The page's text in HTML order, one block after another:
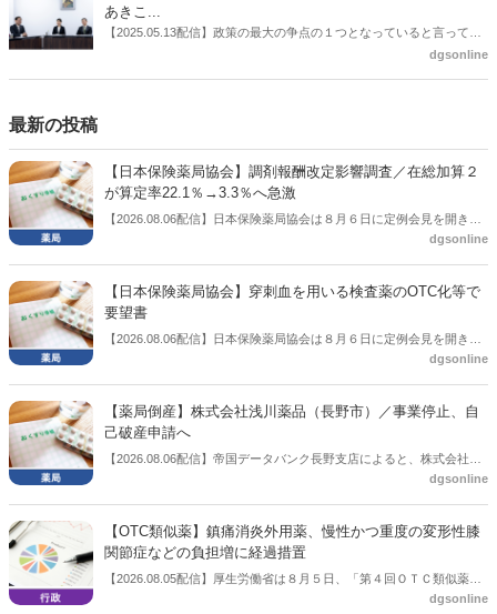
あきこ...
【2025.05.13配信】政策の最大の争点の１つとなっていると言っても
よいのが社会保障のこれからのあり方だ。特に与党では、政府関係者
dgsonline
最新の投稿
【日本保険薬局協会】調剤報酬改定影響調査／在総加算２
が算定率22.1％→3.3％へ急激
【2026.08.06配信】日本保険薬局協会は８月６日に定例会見を開き、
「令和８年度調剤報酬改定に係る保険薬局への影響」の調査結果を公
3.3％へ大きく低下した。
dgsonline
【日本保険薬局協会】穿刺血を用いる検査薬のOTC化等で
要望書
【2026.08.06配信】日本保険薬局協会は８月６日に定例会見を開き、
「穿刺血を用いる検査薬のOTC化等に関する要望書」を厚生労働省 医
dgsonline
【薬局倒産】株式会社浅川薬品（長野市）／事業停止、自
己破産申請へ
【2026.08.06配信】帝国データバンク長野支店によると、株式会社浅
川薬品（長野市）は7月31日に事業を停止し、自己破産申請の準備に
dgsonline
【OTC類似薬】鎮痛消炎外用薬、慢性かつ重度の変形性膝
関節症などの負担増に経過措置
【2026.08.05配信】厚生労働省は８月５日、「第４回ＯＴＣ類似薬の
保険給付の見直しの実施に向けた技術的検討会」を開催。「中間とり
dgsonline